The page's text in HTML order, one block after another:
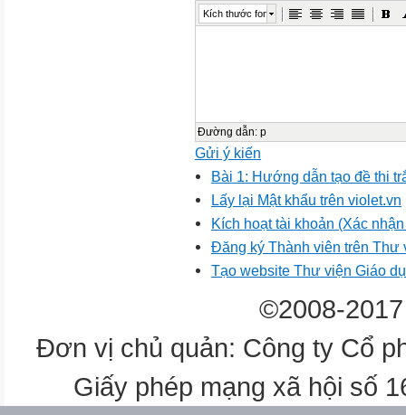
Kích thước font
Đường dẫn: p
Gửi ý kiến
Bài 1: Hướng dẫn tạo đề thi
Lấy lại Mật khẩu trên violet.vn
Kích hoạt tài khoản (Xác
Đăng ký Thành viên trên Thư
Tạo website Thư viện Giáo
©2008-
Đơn vị chủ quản: Công ty Cổ
Giấy phép mạng xã hội số